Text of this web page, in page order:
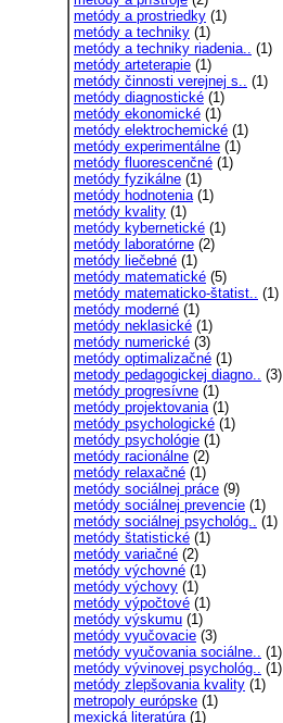
metódy a prostriedky (1)
metódy a techniky (1)
metódy a techniky riadenia.. (1)
metódy arteterapie (1)
metódy činnosti verejnej s.. (1)
metódy diagnostické (1)
metódy ekonomické (1)
metódy elektrochemické (1)
metódy experimentálne (1)
metódy fluorescenčné (1)
metódy fyzikálne (1)
metódy hodnotenia(1)
metódy kvality (1)
metódy kybernetické (1)
metódy laboratórne (2)
metódy liečebné (1)
metódy matematické (5)
metódy matematicko-štatist.. (1)
metódy moderné (1)
metódy neklasické (1)
metódy numerické (3)
metódy optimalizačné (1)
metody pedagogickej diagno.. (3)
metódy progresívne (1)
metódy projektovania(1)
metódy psychologické (1)
metódy psychológie (1)
metódy racionálne (2)
metódy relaxačné (1)
metódy sociálnej práce (9)
metódy sociálnej prevencie (1)
metódy sociálnej psychológ.. (1)
metódy štatistické (1)
metódy variačné (2)
metódy výchovné (1)
metódy výchovy (1)
metódy výpočtové (1)
metódy výskumu (1)
metódy vyučovacie (3)
metódy vyučovania sociálne.. (1)
metódy vývinovej psychológ.. (1)
metódy zlepšovania kvality (1)
metropoly európske (1)
mexická literatúra(1)